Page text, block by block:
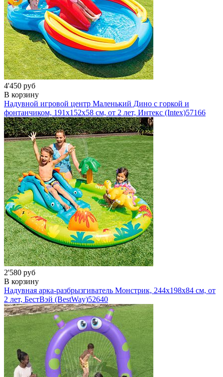
4'450 руб
В корзину
Надувной игровой центр Маленький Дино с горкой и
фонтанчиком, 191х152х58 см, от 2 лет, Интекс (Intex)57166
2'580 руб
В корзину
Надувная арка-разбрызгиватель Монстрик, 244x198x84 см, от
2 лет, БестВэй (BestWay)52640